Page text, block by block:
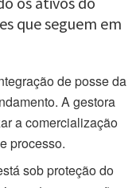
que seguem em
de posse da
A gestora
a comercialização
processo.
sob proteção do